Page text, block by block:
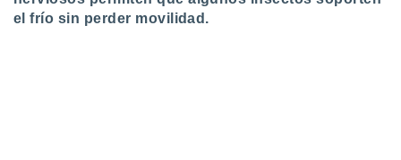
Puedes
el frío sin perder movilidad.